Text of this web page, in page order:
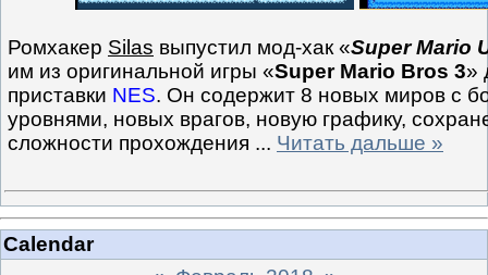
Ромхакер Silas выпустил мод-хак «Super Mario
им из оригинальной игры «Super Mario Bros 3»
приставки NES. Он содержит 8 новых миров с
уровнями, новых врагов, новую графику,
сложности прохождения ... Читать дальше »
Calendar